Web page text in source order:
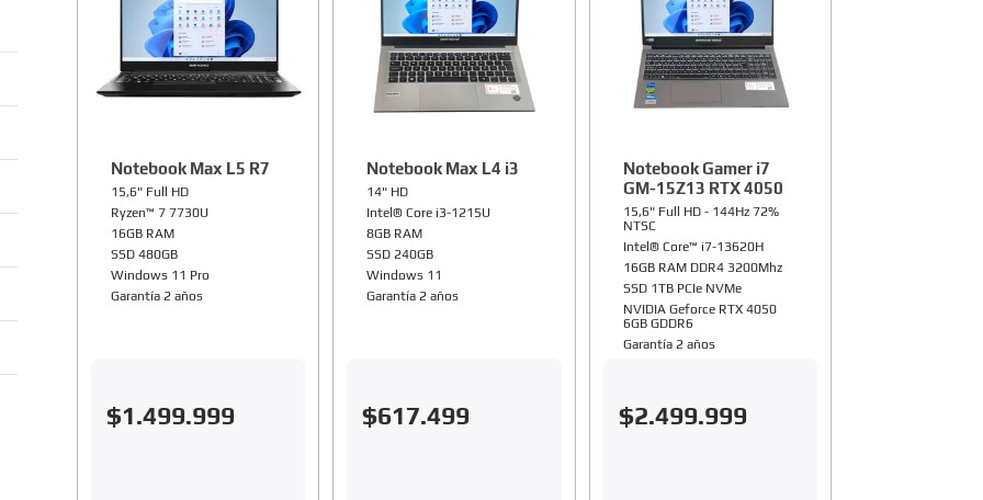
Notebook Max L5 R7
15,6" Full HD
Ryzen™ 7 7730U
16GB RAM
SSD 480GB
Windows 11 Pro
Garantía 2 años
$1.499.999
Notebook Max L4 i3
14" HD
Intel® Core i3-1215U
8GB RAM
SSD 240GB
Windows 11
Garantía 2 años
$617.499
Notebook Gamer i7
GM-15Z13 RTX 4050
15,6" Full HD - 144Hz 72%
NTSC
Intel® Core™ i7-13620H
16GB RAM DDR4 3200Mhz
SSD 1TB PCIe NVMe
NVIDIA Geforce RTX 4050
6GB GDDR6
Garantía 2 años
$2.499.999